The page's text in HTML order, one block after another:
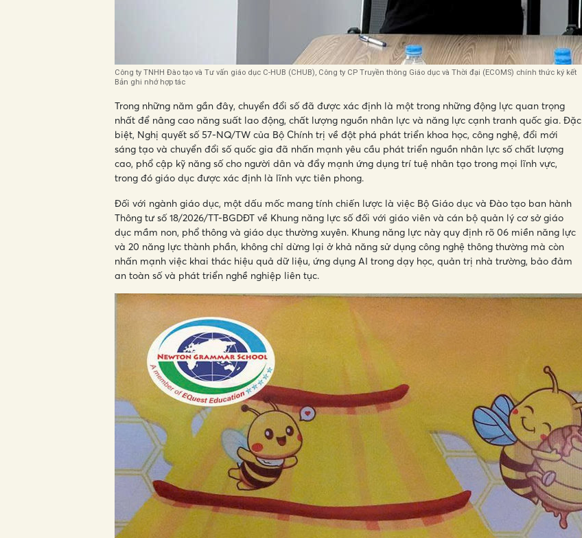
Công ty TNHH Đào tạo và Tư vấn giáo dục C-HUB (CHUB), Công ty CP Truyền thông Giáo dục và Thời đại (ECOMS) chính thức ký kết
Bản ghi nhớ hợp tác
Trong những năm gần đây, chuyển đổi số đã được xác định là một trong những động lực quan trọng
nhất để nâng cao năng suất lao động, chất lượng nguồn nhân lực và năng lực cạnh tranh quốc gia. Đặc
biệt, Nghị quyết số 57-NQ/TW của Bộ Chính trị về đột phá phát triển khoa học, công nghệ, đổi mới
sáng tạo và chuyển đổi số quốc gia đã nhấn mạnh yêu cầu phát triển nguồn nhân lực số chất lượng
cao, phổ cập kỹ năng số cho người dân và đẩy mạnh ứng dụng trí tuệ nhân tạo trong mọi lĩnh vực,
trong đó giáo dục được xác định là lĩnh vực tiên phong.
Đối với ngành giáo dục, một dấu mốc mang tính chiến lược là việc Bộ Giáo dục và Đào tạo ban hành
Thông tư số 18/2026/TT-BGDĐT về Khung năng lực số đối với giáo viên và cán bộ quản lý cơ sở giáo
dục mầm non, phổ thông và giáo dục thường xuyên. Khung năng lực này quy định rõ 06 miền năng lực
và 20 năng lực thành phần, không chỉ dừng lại ở khả năng sử dụng công nghệ thông thường mà còn
nhấn mạnh việc khai thác hiệu quả dữ liệu, ứng dụng AI trong dạy học, quản trị nhà trường, bảo đảm
an toàn số và phát triển nghề nghiệp liên tục.